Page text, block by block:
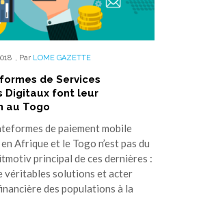
, Par LOME GAZETTE
de Services
Digitaux font leur
au Togo
de paiement mobile
Afrique et le Togo n’est pas du
principal de ces dernières :
véritables solutions et acter
des populations à la